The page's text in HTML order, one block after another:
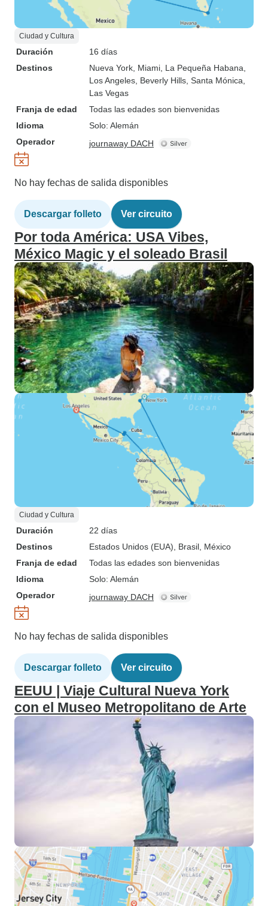
Ciudad y Cultura
Duración
16 días
Destinos
Nueva York , Miami , La Pequeña Habana
Los Angeles , Beverly Hills , Santa Mónica
Las Vegas
Franja de edad
Todas las edades son bienvenidas
Idioma
Solo: Alemán
Operador
journaway DACH
No hay fechas de salida disponibles
Descargar folleto Ver circuito
Por toda América: USA Vibes,
México Magic y el soleado Brasil
Ciudad y Cultura
Duración
22 días
Destinos
Estados Unidos (EUA) , Brasil , México
Franja de edad
Todas las edades son bienvenidas
Idioma
Solo: Alemán
Operador
journaway DACH
No hay fechas de salida disponibles
Descargar folleto Ver circuito
EEUU | Viaje Cultural Nueva York
con el Museo Metropolitano de Arte